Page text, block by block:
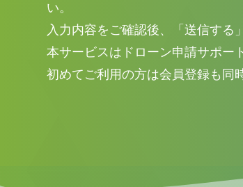
い。
入力内容をご確認後、「送信する
本サービスはドローン申請サポー
初めてご利用の方は会員登録も同